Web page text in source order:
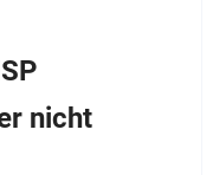
nicht